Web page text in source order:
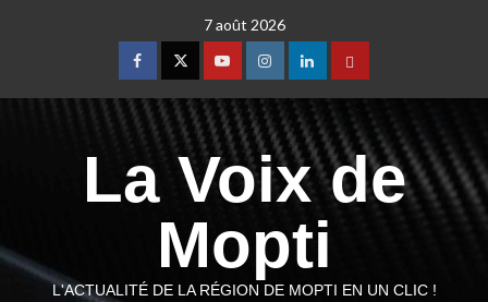
7 août 2026
La Voix de
Mopti
L'ACTUALITÉ DE LA RÉGION DE MOPTI EN UN CLIC !